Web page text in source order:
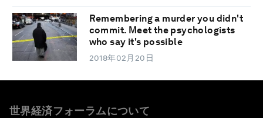
Remembering a murder you didn't
commit. Meet the psychologists
who say it's possible
2018年02月20日
世界経済フォーラムについて